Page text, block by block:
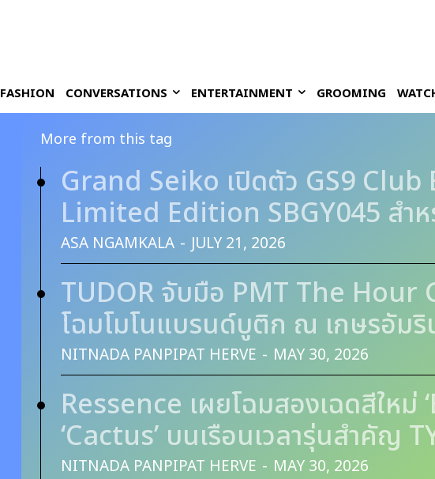
FASHION CONVERSATIONS ENTERTAINMENT GROOMING
More from this tag
Grand Seiko เปิดตัว GS9 Club
Limited Edition SBGY045 สำห
ASA NGAMKALA - JULY 21, 2026
TUDOR จับมือ PMT The Hour
โฉมโมโนแบรนด์บูติก ณ เกษรอัม
NITNADA PANPIPAT HERVE - MAY 30, 2026
Ressence เผยโฉมสองเฉดสีใหม่
‘Cactus’ บนเรือนเวลารุ่นสำคัญ
NITNADA PANPIPAT HERVE - MAY 30, 2026